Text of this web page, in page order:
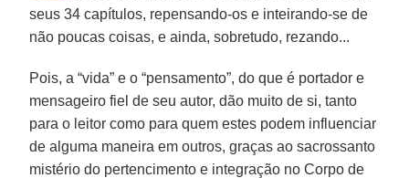
seus 34 capítulos, repensando-os e inteirando-se de
não poucas coisas, e ainda, sobretudo, rezando...
Pois, a “vida” e o “pensamento”, do que é portador e
mensageiro fiel de seu autor, dão muito de si, tanto
para o leitor como para quem estes podem influenciar
de alguma maneira em outros, graças ao sacrossanto
mistério do pertencimento e integração no Corpo de